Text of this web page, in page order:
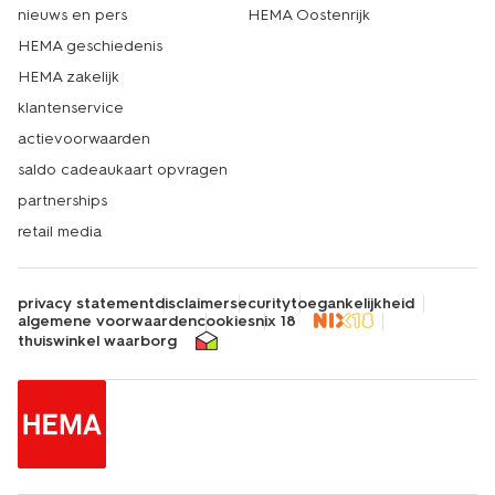
nieuws en pers
HEMA geschiedenis
HEMA zakelijk
klantenservice
actievoorwaarden
saldo cadeaukaart opvragen
partnerships
retail media
HEMA Oostenrijk
privacy statementdisclaimersecuritytoegankelijkheid
algemene voorwaardencookiesnix 18
thuiswinkel waarborg